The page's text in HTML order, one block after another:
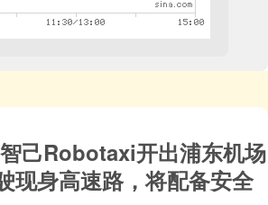
己Robotaxi开出浦东机场
现身高速路，将配备安全